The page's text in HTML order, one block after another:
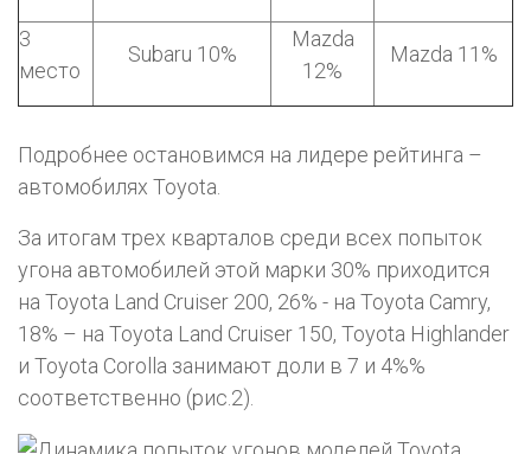
3
место
Subaru 10%
Mazda
12%
Mazda 11%
Подробнее остановимся на лидере рейтинга –
автомобилях Toyota.
За итогам трех кварталов среди всех попыток
угона автомобилей этой марки 30% приходится
на Toyota Land Cruiser 200, 26% - на Toyota Camry,
18% – на Toyota Land Cruiser 150, Toyota Highlander
и Toyota Corolla занимают доли в 7 и 4%%
соответственно (рис.2).